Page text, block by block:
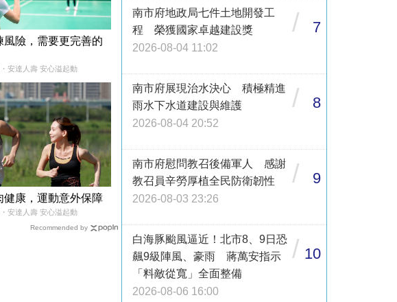
風險，需要更完善的
・安達人壽 安心溢起動
健康，運動意外保障
安達人壽 安心溢起動
Recommended by
南市府地政局七件土地開發工
程 榮獲國家卓越建設獎
2026-08-04 11:02
/ 7
南市府展現治水決心 積極精進
雨水下水道建設與維護
2026-08-04 20:52
/ 8
南市府慰問教召後備軍人 感謝
教召員辛勞厚植全民防衛韌性
2026-08-03 23:26
/ 9
白海豚颱風逼近！北市8、9日恐
飆9級陣風、豪雨 蔣萬安指示
「料敵從寬」全面整備
2026-08-06 16:00
/ 10